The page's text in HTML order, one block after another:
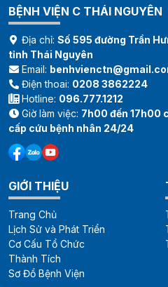
BỆNH VIỆN C THÁI NGUYÊN
Địa chỉ: Số 595 đường Trần
tỉnh Thái Nguyên
Email:
Điện thoai: 0208 3862224
Hotline: 096.777.1212
Giờ làm việc: 7h00 đến 17h00
cấp cứu bệnh nhân 24/24
GIỚI THIỆU
Trang Chủ
Lịch Sử và Phát Triển
Cơ Cấu Tổ Chức
Thành Tích
Sơ Đồ Bệnh Viện